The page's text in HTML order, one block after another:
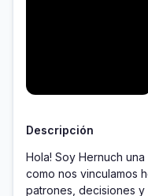
Descripción
Hola! Soy Hernuch
como nos vinculamos
patrones, decisiones y